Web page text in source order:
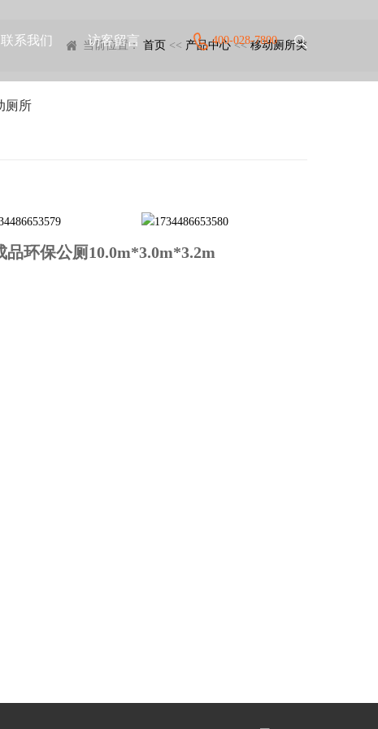
联系我们 访客留言 400-028-7800
当前位置： 首页 << 产品中心<<移动厕所类
厕所
环保公厕10.0m*3.0m*3.2m